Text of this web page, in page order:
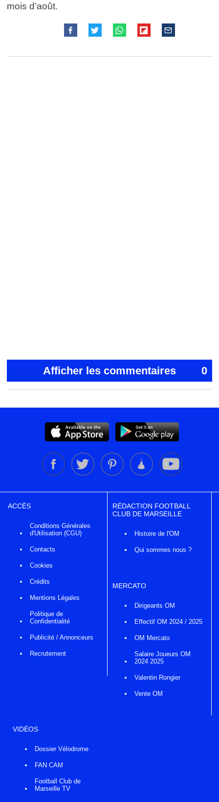
mois d’août.
Afficher les commentaires 0
ACCÈS
Conditions Générales
d'Utilisation (CGU)
Contacts
Cookies
Crédits
Mentions Légales
Politique de
Confidentialité
Publicité / Annonceurs
Recrutement
RÉDACTION FOOTBALL
CLUB DE MARSEILLE
Histoire de l'OM
Qui sommes nous ?
MERCATO
Dirigeants OM
Effectif OM 2024 / 2025
OM Mercato
Salaire Joueurs OM
2024 2025
Valentin Rongier
Vente OM
VIDÉOS
Dossier Vélodrome
FAN CAM
Football Club de
Marseille TV